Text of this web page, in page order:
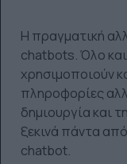
Η πραγματική
chatbots. Όλο
χρησιμοποιούν
πληροφορίες
δημιουργία και
ξεκινά πάντα
chatbot.